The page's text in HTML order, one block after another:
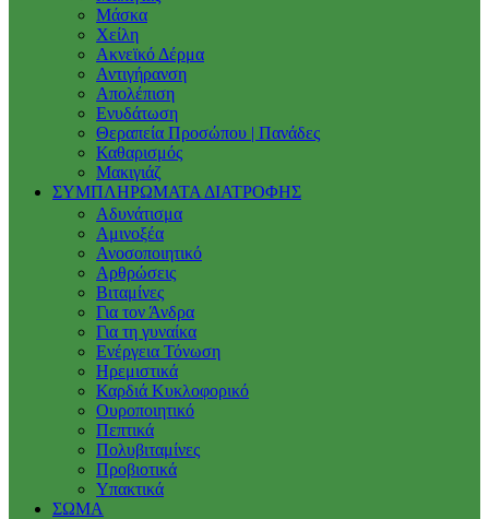
Μάσκα
Χείλη
Ακνεϊκό Δέρμα
Αντιγήρανση
Απολέπιση
Ενυδάτωση
Θεραπεία Προσώπου | Πανάδες
Καθαρισμός
Μακιγιάζ
ΣΥΜΠΛΗΡΩΜΑΤΑ ΔΙΑΤΡΟΦΗΣ
Αδυνάτισμα
Αμινοξέα
Ανοσοποιητικό
Αρθρώσεις
Βιταμίνες
Για τον Άνδρα
Για τη γυναίκα
Ενέργεια Τόνωση
Ηρεμιστικά
Καρδιά Κυκλοφορικό
Ουροποιητικό
Πεπτικά
Πολυβιταμίνες
Προβιοτικά
Υπακτικά
ΣΩΜΑ